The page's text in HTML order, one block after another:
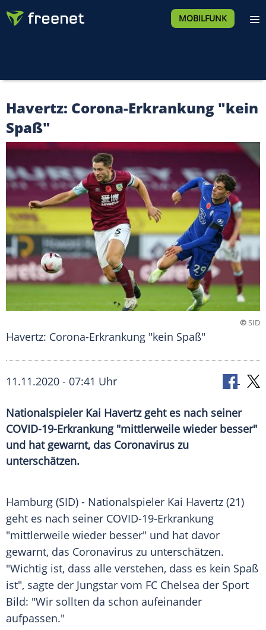
MOBILFUNK
Havertz: Corona-Erkrankung "kein
Spaß"
©SID
Havertz: Corona-Erkrankung "kein Spaß"
11.11.2020 - 07:41 Uhr
Nationalspieler Kai Havertz geht es nach seiner
COVID-19-Erkrankung "mittlerweile wieder besser"
und hat gewarnt, das Coronavirus zu
unterschätzen.
Hamburg (SID) - Nationalspieler Kai Havertz (21)
geht es nach seiner COVID-19-Erkrankung
"mittlerweile wieder besser" und hat davor
gewarnt, das Coronavirus zu unterschätzen.
"Wichtig ist, dass alle verstehen, dass es kein Spaß
ist", sagte der Jungstar vom FC Chelsea der Sport
Bild: "Wir sollten da schon aufeinander
aufpassen."